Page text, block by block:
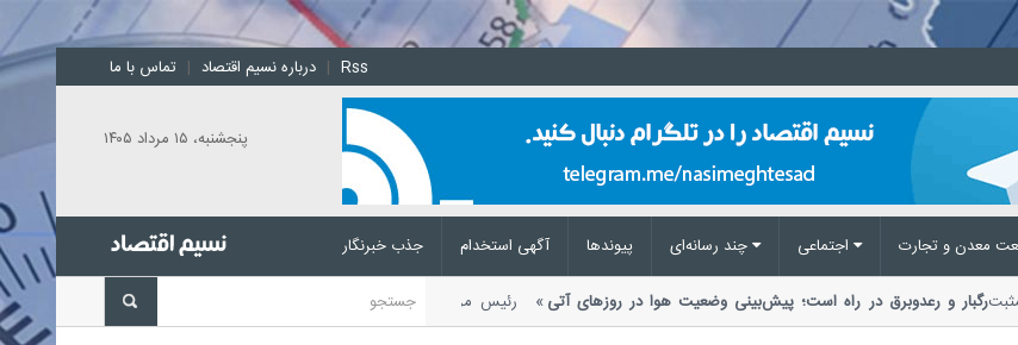
تماس با ما | درباره نسیم اقتصاد | Rss
پنجشنبه، ۱۵ مرداد ۱۴۰۵
جذب خبرنگار آگهی استخدام پیوند‌ها
رگبار و رعدوبرق در راه است؛ پیش‌بینی وضعیت هوا در روزهای آتی
رئیس مرکز ملی پیش‌بینی و
مدیریت بحران مخاطرات وضع هوا از احتمال...
مثبت